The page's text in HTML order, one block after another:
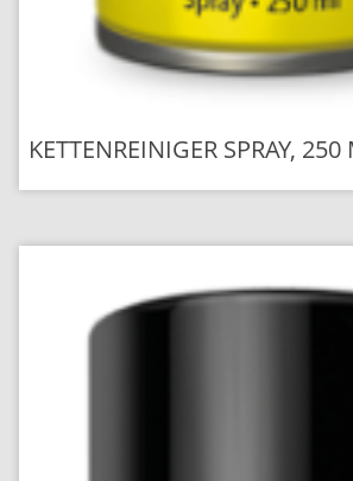
KETTENREINIGER SPRAY, 250